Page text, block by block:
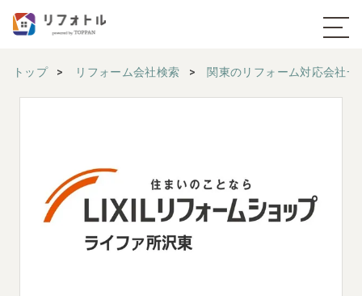
トップ リフォーム会社検索 関東のリフォーム対応会社一